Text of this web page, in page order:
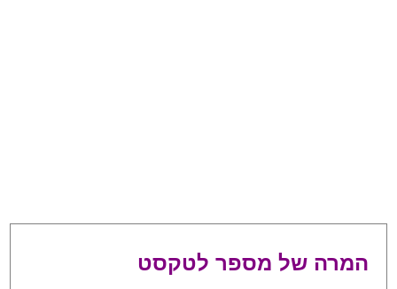
המרה של מספר לטקסט